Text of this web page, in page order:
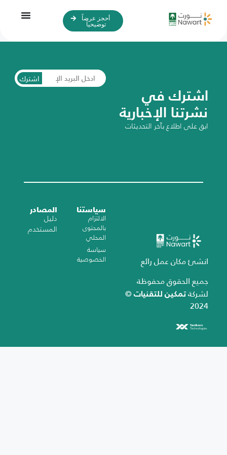
أحجز عرضاً
توضيحياً
اشترك في
نشرتنا الإخبارية
ابق على اطلاع بآخر التحديثات
اشترك
انشئ مكان عمل رائع
جميع الحقوق محفوظة
لشركةتمكين للتقنيات©
2024
سياستنا
الالتزام
بالمحتوى
المحلي
سياسة
الخصوصية
المصادر
دليل
المستخدم